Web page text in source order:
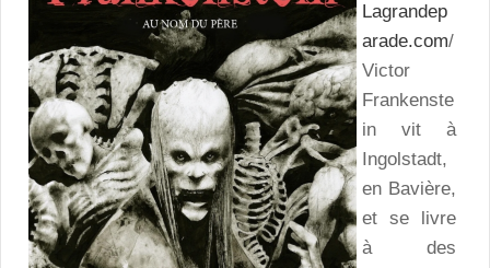
Lagrandep
arade.com/
Victor
Frankenste
in vit à
Ingolstadt,
en Bavière,
et se livre
à des